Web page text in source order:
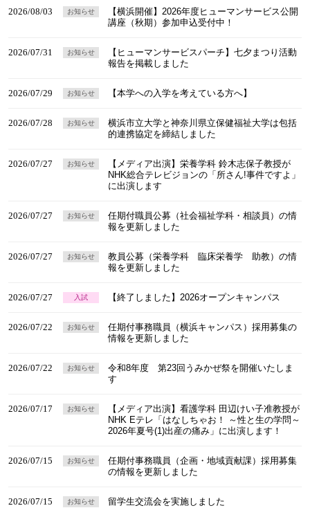
2026/08/03 お知らせ
【横浜開催】2026年度ヒューマンサービス公開
講座（秋期）参加申込受付中！
2026/07/31 お知らせ
【ヒューマンサービスパーチ】七夕まつり活動
報告を掲載しました
2026/07/29 お知らせ 【本学への入学を考えている方へ】
2026/07/28 お知らせ
横浜市立大学と神奈川県立保健福祉大学は包括
的連携協定を締結しました
2026/07/27 お知らせ
【メディア出演】栄養学科 鈴木志保子教授が
NHK総合テレビジョンの「所さん!事件ですよ」
に出演します
2026/07/27 お知らせ
任期付職員公募（社会福祉学科・相談員）の情
報を更新しました
2026/07/27 お知らせ
教員公募（栄養学科 臨床栄養学 助教）の情
報を更新しました
2026/07/27 入試 【終了しました】2026オープンキャンパス
2026/07/22 お知らせ
任期付事務職員（横浜キャンパス）採用募集の
情報を更新しました
2026/07/22 お知らせ
令和8年度 第23回うみかぜ祭を開催いたしま
す
2026/07/17 お知らせ
【メディア出演】看護学科 田辺けい子准教授が
NHK Eテレ「はなしちゃお！ ～性と生の学問～
2026年夏号(1)出産の痛み」に出演します！
2026/07/15 お知らせ
任期付事務職員（企画・地域貢献課）採用募集
の情報を更新しました
2026/07/15 お知らせ 留学生交流会を実施しました